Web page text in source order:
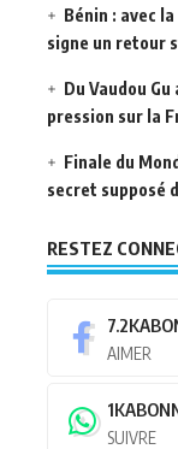
Bénin : avec
signe un retour
Du Vaudou
pression sur la
Finale du
secret supposé
RESTEZ
7.2K
AIMER
1K
SUIVRE